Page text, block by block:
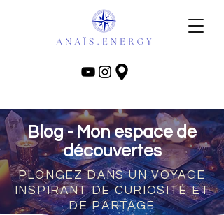
Blog - Mon espace de
découvertes
PLONGEZ DANS UN VOYAGE
INSPIRANT DE CURIOSITÉ ET
DE PARTAGE